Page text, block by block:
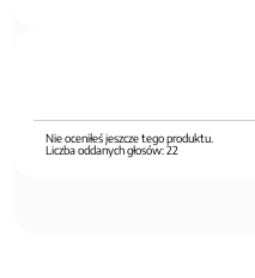
Nie oceniłeś jeszcze tego produktu.
Liczba oddanych głosów:22